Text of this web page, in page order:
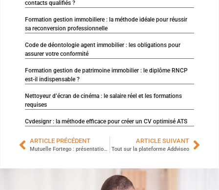
contacts qualifiés ?
Formation gestion immobiliere : la méthode idéale pour réussir
sa reconversion professionnelle
Code de déontologie agent immobilier : les obligations pour
assurer votre conformité
Formation gestion de patrimoine immobilier : le diplôme RNCP
est-il indispensable ?
Nettoyeur d’écran de cinéma : le salaire réel et les formations
requises
Cvdesignr : la méthode efficace pour créer un CV optimisé ATS
ARTICLE PRÉCÉDENT
Mutuelle Fortego : présentation et guide pratique
ARTICLE SUIVANT
Tout sur la plateforme Addviseo